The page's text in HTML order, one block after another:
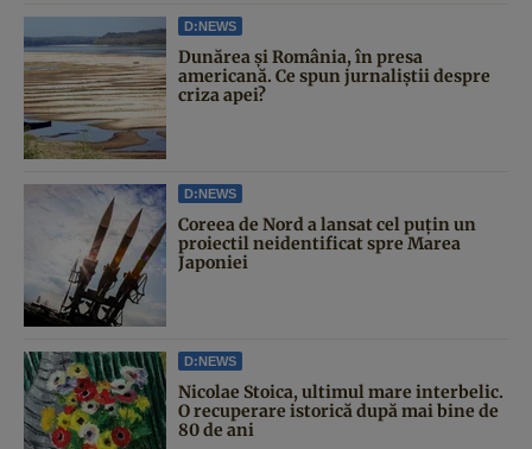
D:NEWS
Dunărea și România, în presa
americană. Ce spun jurnaliștii despre
criza apei?
D:NEWS
Coreea de Nord a lansat cel puțin un
proiectil neidentificat spre Marea
Japoniei
D:NEWS
Nicolae Stoica, ultimul mare interbelic.
O recuperare istorică după mai bine de
80 de ani